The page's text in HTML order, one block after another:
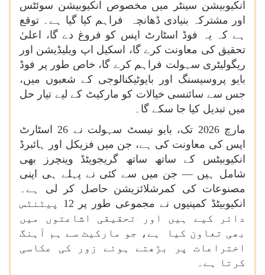
انکیوبیشن سینٹر میں مخصوص انکیوبیشن سوئٹس
اور مشترکہ بنیادی ڈھانچہ فراہم کیا گیا ہے۔ توقع
ہے کہ یہ فوڈ اسٹارٹ اپس کو فروغ دے گا، اعلیٰ
تحقیق کی معاونت کرے گا، اسکیل اپ ویلیڈیشن اور
ریگولیٹری سہولت فراہم کرے گا، خاص طور پر فوڈ
بایو پروسیسنگ اور بایوٹیکنالوجی کے شعبوں میں،
جس سے سائنسی خیالات کو مارکیٹ کے لیے تیار حل
میں تبدیل کیا جا سکے گا۔
مارچ 2026 تک، بایو نیسٹ سہولت نے 26 اسٹارٹ
اپس کی معاونت کی ہے، جن میں فزیکل اور ہائبرڈ
انکیوبیٹس کے ساتھ ساتھ گریجویٹڈ وینچرز بھی
شامل ہیں — جن میں سے کئی نے پہلے ہی اپنی
مصنوعات کی کمرشلائزیشن حاصل کر لی ہے۔
انکیوبیٹڈ کمپنیوں نے مجموعی طور پر 12 پیٹنٹس
دائر کیے ہیں اور تحقیقی اشاعتوں میں
بھی تعاون کیا ہے، جو مارکیٹ سے ہم آہنگ
اختراعات پر بڑھتے ہوئے زور کی عکاسی
کرتا ہے۔